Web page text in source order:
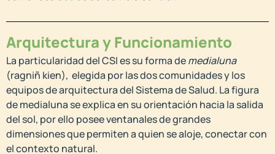
Arquitectura y Funcionamiento
La particularidad del CSI es su forma demedialuna
(ragniñ kien), elegida por las dos comunidades y los
equipos de arquitectura del Sistema de Salud. La figura
de medialuna se explica en su orientación hacia la salida
del sol, por ello posee ventanales de grandes
dimensiones que permiten a quien se aloje, conectar con
el contexto natural.